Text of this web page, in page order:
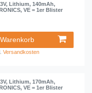
Lithium, 140mAh,
VE = 1er Blister
Versandkosten
Lithium, 170mAh,
VE = 1er Blister